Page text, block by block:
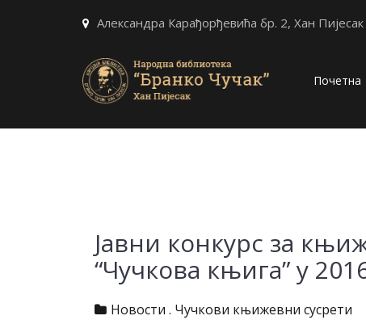
Александра Карађорђевића бр. 2, Хан
Почетна
Јавни конкурс за
“Чучкова књига” у
Новости . Чучкови књижевни сусрети